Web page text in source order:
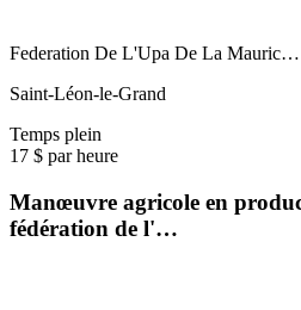
Federation De L'Upa De La Mauric…
Saint-Léon-le-Grand
Temps plein
17 $ par heure
Manœuvre agricole en
fédération de l'…